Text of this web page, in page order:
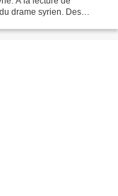
drame syrien. Des